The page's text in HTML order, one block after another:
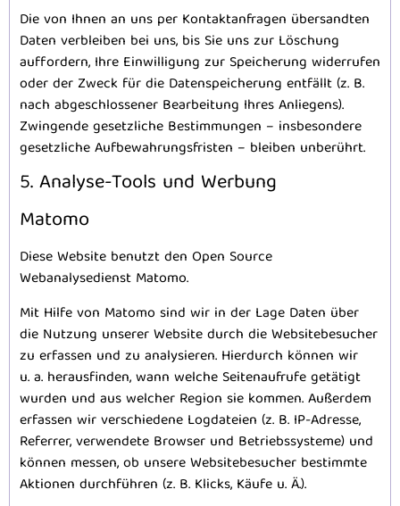
Die von Ihnen an uns per Kontaktanfragen übersandten
Daten verbleiben bei uns, bis Sie uns zur Löschung
auffordern, Ihre Einwilligung zur Speicherung widerrufen
oder der Zweck für die Datenspeicherung entfällt (z. B.
nach abgeschlossener Bearbeitung Ihres Anliegens).
Zwingende gesetzliche Bestimmungen – insbesondere
gesetzliche Aufbewahrungsfristen – bleiben unberührt.
5. Analyse-Tools und Werbung
Matomo
Diese Website benutzt den Open Source
Webanalysedienst Matomo.
Mit Hilfe von Matomo sind wir in der Lage Daten über
die Nutzung unserer Website durch die Websitebesucher
zu erfassen und zu analysieren. Hierdurch können wir
u. a. herausfinden, wann welche Seitenaufrufe getätigt
wurden und aus welcher Region sie kommen. Außerdem
erfassen wir verschiedene Logdateien (z. B. IP-Adresse,
Referrer, verwendete Browser und Betriebssysteme) und
können messen, ob unsere Websitebesucher bestimmte
Aktionen durchführen (z. B. Klicks, Käufe u. Ä.).